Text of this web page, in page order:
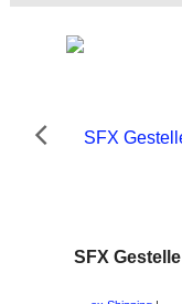
SFX Gestelle